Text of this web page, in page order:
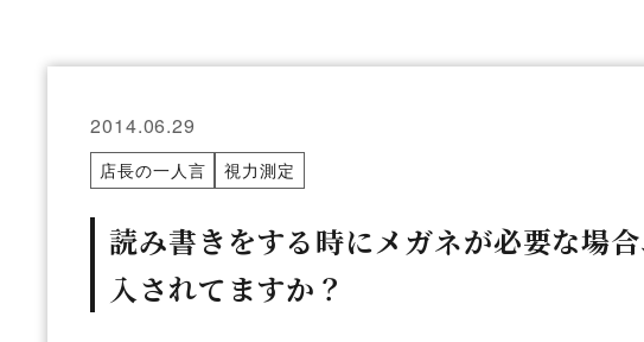
2014.06.29
店長の一人言 視力測定
読み書きをする時にメガネが必要な場
入されてますか？